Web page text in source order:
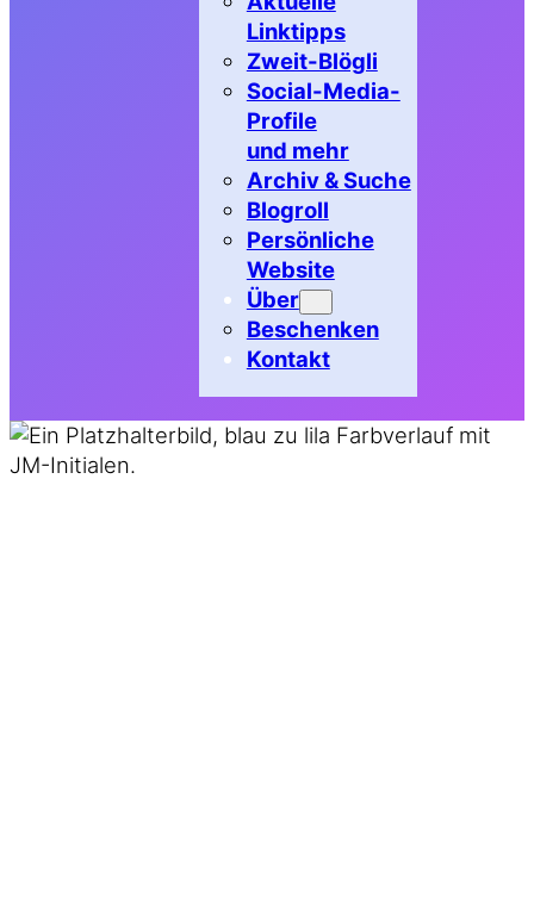
Linktipps
Zweit-Blögli
Social-Media-
Profile
und mehr
Archiv & Suche
Blogroll
Persönliche
Website
Über
Beschenken
Kontakt